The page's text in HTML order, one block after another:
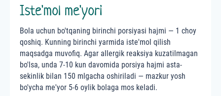
Iste'mol me'yori
Bola uchun bo'tqaning birinchi porsiyasi hajmi — 1 choy
qoshiq. Kunning birinchi yarmida iste'mol qilish
maqsadga muvofiq. Agar allergik reaksiya kuzatilmagan
bo'lsa, unda 7-10 kun davomida porsiya hajmi asta-
sekinlik bilan 150 mlgacha oshiriladi — mazkur yosh
bo'ycha me'yor 5-6 oylik bolaga mos keladi.